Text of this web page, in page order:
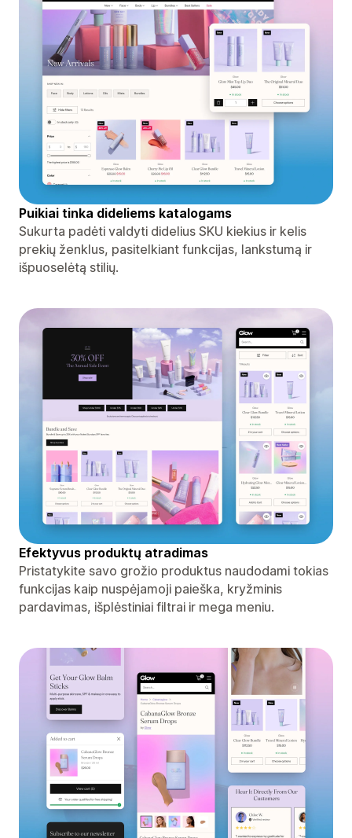
Puikiai tinka dideliems katalogams
Sukurta padėti valdyti didelius SKU kiekius ir kelis
prekių ženklus, pasitelkiant funkcijas, lankstumą ir
išpuoselėtą stilių.
Efektyvus produktų atradimas
Pristatykite savo grožio produktus naudodami tokias
funkcijas kaip nuspėjamoji paieška, kryžminis
pardavimas, išplėstiniai filtrai ir mega meniu.